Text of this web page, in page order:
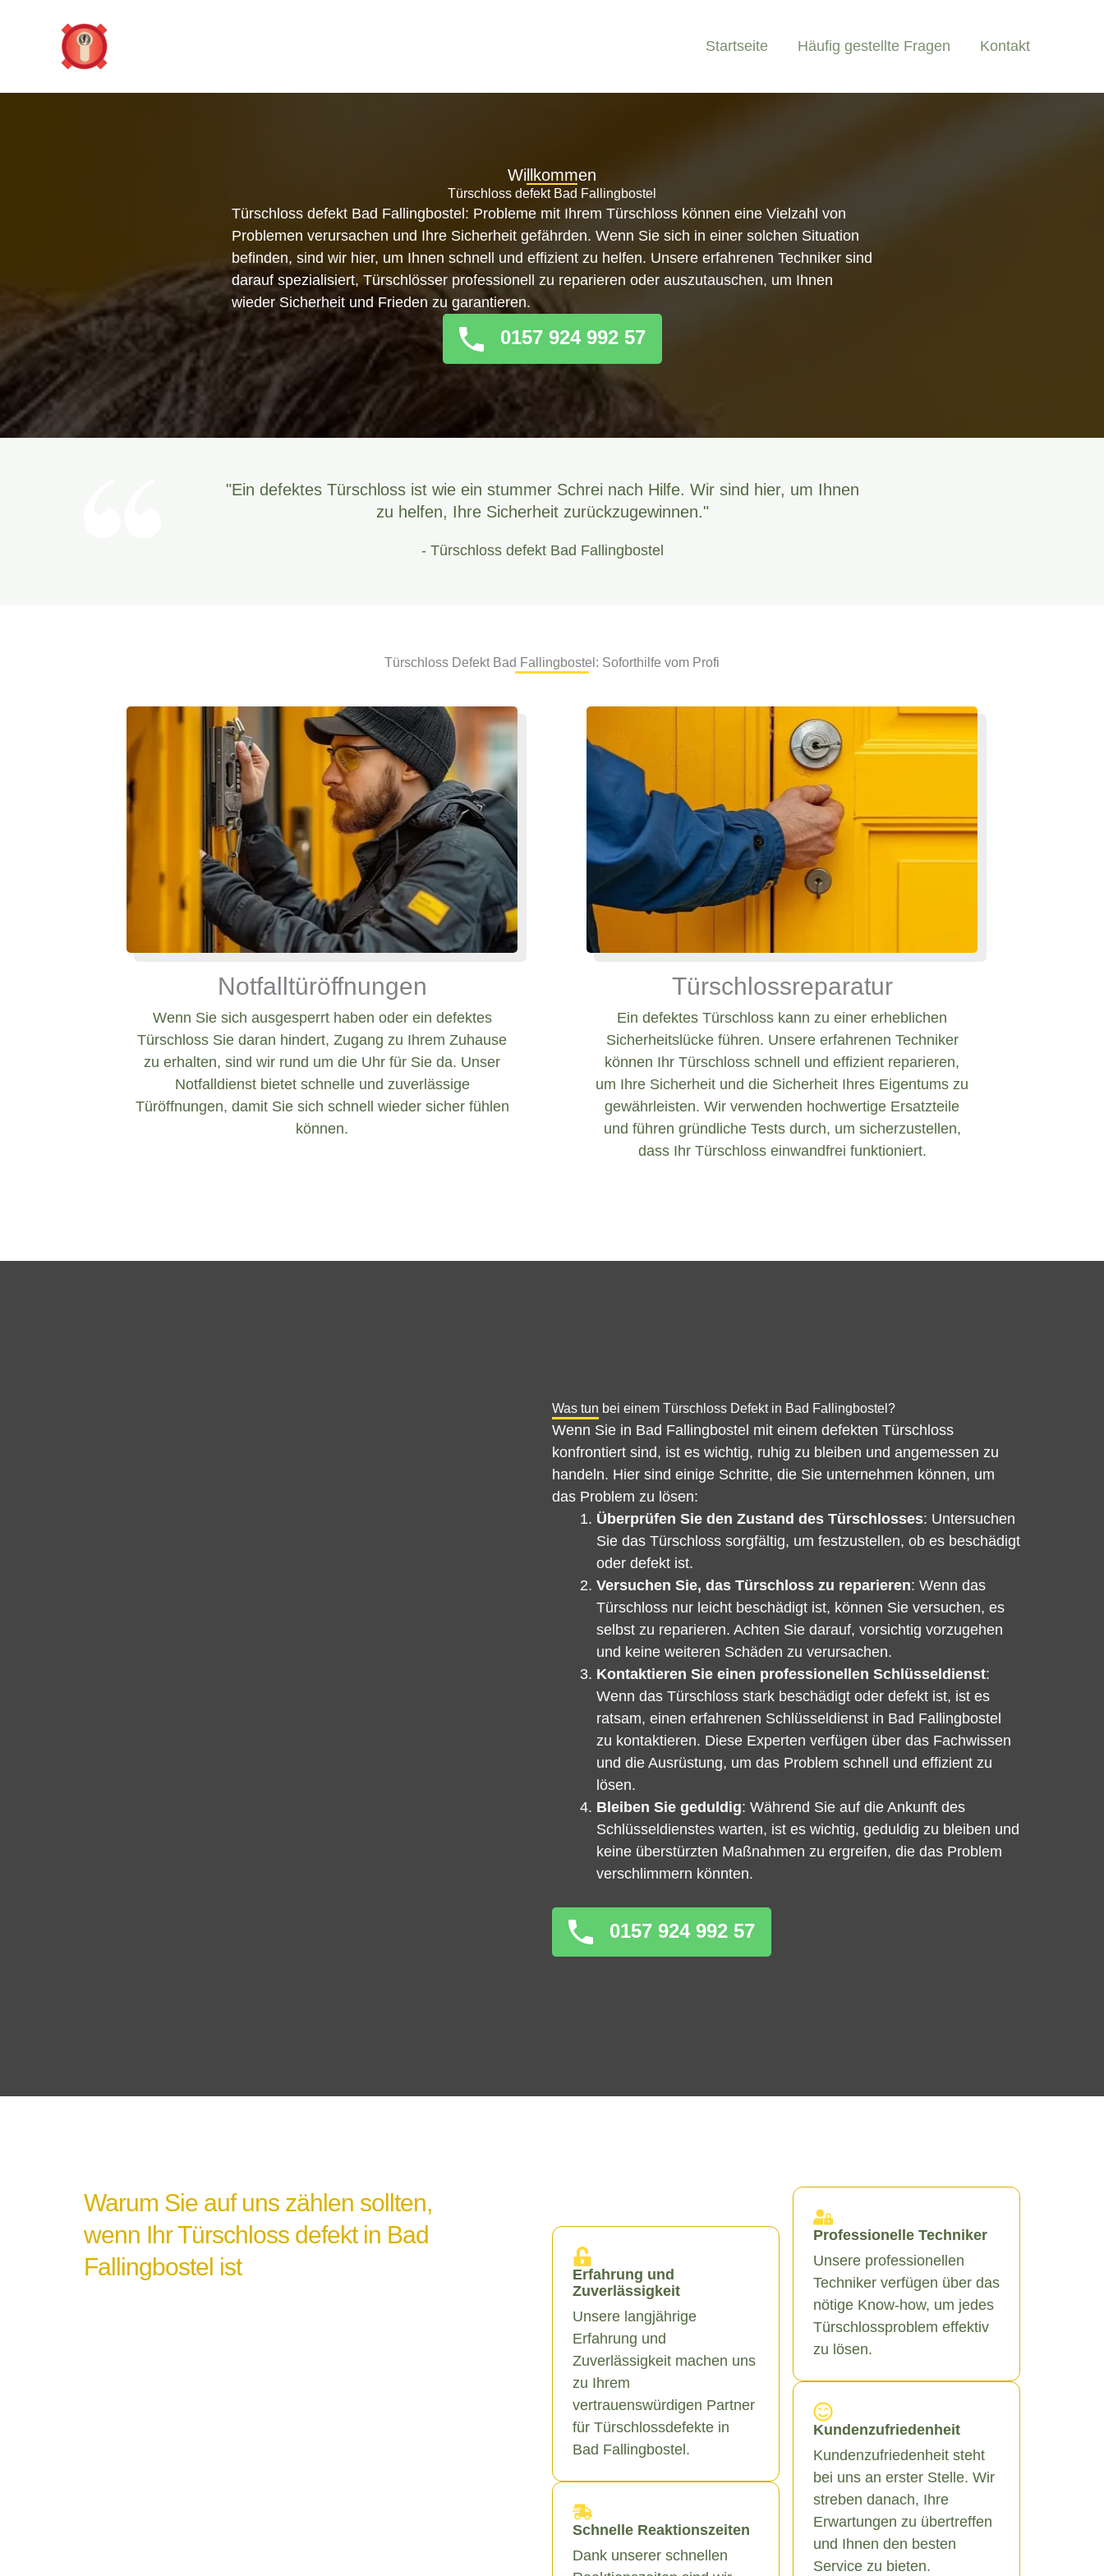
Startseite Häufig gestellte Fragen Kontakt
Willkommen
Türschloss defekt Bad Fallingbostel
Türschloss defekt Bad Fallingbostel: Probleme mit Ihrem Türschloss können eine Vielzahl von
Problemen verursachen und Ihre Sicherheit gefährden. Wenn Sie sich in einer solchen Situation
befinden, sind wir hier, um Ihnen schnell und effizient zu helfen. Unsere erfahrenen Techniker sind
darauf spezialisiert, Türschlösser professionell zu reparieren oder auszutauschen, um Ihnen
wieder Sicherheit und Frieden zu garantieren.
0157 924 992 57
"Ein defektes Türschloss ist wie ein stummer Schrei nach Hilfe. Wir sind hier, um Ihnen
zu helfen, Ihre Sicherheit zurückzugewinnen."
- Türschloss defekt Bad Fallingbostel
Türschloss Defekt Bad Fallingbostel: Soforthilfe vom Profi
Notfalltüröffnungen
Wenn Sie sich ausgesperrt haben oder ein defektes
Türschloss Sie daran hindert, Zugang zu Ihrem Zuhause
zu erhalten, sind wir rund um die Uhr für Sie da. Unser
Notfalldienst bietet schnelle und zuverlässige
Türöffnungen, damit Sie sich schnell wieder sicher fühlen
können.
Türschlossreparatur
Ein defektes Türschloss kann zu einer erheblichen
Sicherheitslücke führen. Unsere erfahrenen Techniker
können Ihr Türschloss schnell und effizient reparieren,
um Ihre Sicherheit und die Sicherheit Ihres Eigentums zu
gewährleisten. Wir verwenden hochwertige Ersatzteile
und führen gründliche Tests durch, um sicherzustellen,
dass Ihr Türschloss einwandfrei funktioniert.
Was tun bei einem Türschloss Defekt in Bad Fallingbostel?
Wenn Sie in Bad Fallingbostel mit einem defekten Türschloss
konfrontiert sind, ist es wichtig, ruhig zu bleiben und angemessen zu
handeln. Hier sind einige Schritte, die Sie unternehmen können, um
das Problem zu lösen:
Überprüfen Sie den Zustand des Türschlosses: Untersuchen
Sie das Türschloss sorgfältig, um festzustellen, ob es beschädigt
oder defekt ist.
Versuchen Sie, das Türschloss zu reparieren: Wenn das
Türschloss nur leicht beschädigt ist, können Sie versuchen, es
selbst zu reparieren. Achten Sie darauf, vorsichtig vorzugehen
und keine weiteren Schäden zu verursachen.
Kontaktieren Sie einen professionellen Schlüsseldienst:
Wenn das Türschloss stark beschädigt oder defekt ist, ist es
ratsam, einen erfahrenen Schlüsseldienst in Bad Fallingbostel
zu kontaktieren. Diese Experten verfügen über das Fachwissen
und die Ausrüstung, um das Problem schnell und effizient zu
lösen.
Bleiben Sie geduldig: Während Sie auf die Ankunft des
Schlüsseldienstes warten, ist es wichtig, geduldig zu bleiben und
keine überstürzten Maßnahmen zu ergreifen, die das Problem
verschlimmern könnten.
0157 924 992 57
Warum Sie auf uns zählen sollten,
wenn Ihr Türschloss defekt in Bad
Fallingbostel ist
Erfahrung und
Zuverlässigkeit
Unsere langjährige
Erfahrung und
Zuverlässigkeit machen uns
zu Ihrem
vertrauenswürdigen Partner
für Türschlossdefekte in
Bad Fallingbostel.
Schnelle Reaktionszeiten
Dank unserer schnellen
Professionelle Techniker
Unsere professionellen
Techniker verfügen über das
nötige Know-how, um jedes
Türschlossproblem effektiv
zu lösen.
Kundenzufriedenheit
Kundenzufriedenheit steht
bei uns an erster Stelle. Wir
streben danach, Ihre
Erwartungen zu übertreffen
und Ihnen den besten
Service zu bieten.